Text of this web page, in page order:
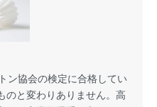
ン協会の検定に合格してい
のと変わりありません。高